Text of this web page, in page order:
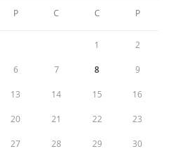
P C C P
1 2
6 7 8 9
13 14 15 16
20 21 22 23
27 28 29 30